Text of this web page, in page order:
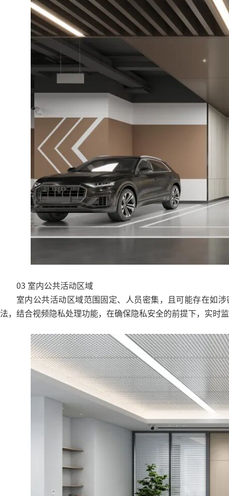
03 室内公共活动区域
室内公共活动区域范围固定、人员密集，且可能存在如
法，结合视频隐私处理功能，在确保隐私安全的前提下，实时